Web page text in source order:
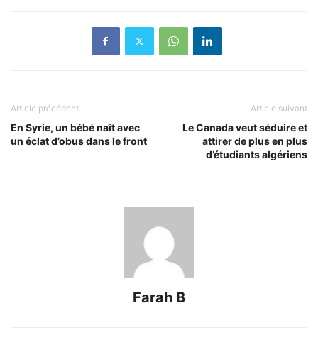
Article précédent
En Syrie, un bébé naît avec
un éclat d’obus dans le front
Article suivant
Le Canada veut séduire et
attirer de plus en plus
d’étudiants algériens
Farah B